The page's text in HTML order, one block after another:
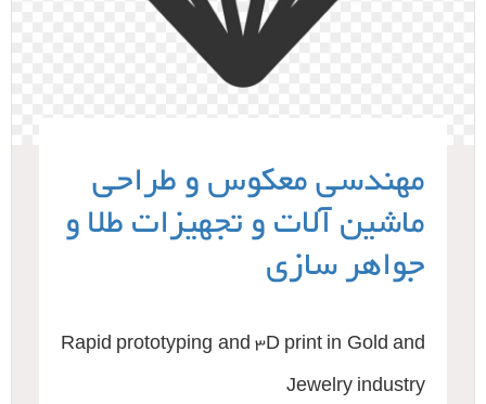
مهندسی معکوس و طراحی
ماشین آلات و تجهیزات طلا و
جواهر سازی
Rapid prototyping and 3D print in Gold and
Jewelry industry